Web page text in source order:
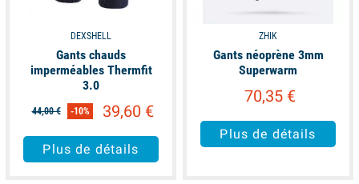
DEXSHELL
Gants chauds
imperméables Thermfit
3.0
44,00 € -10% 39,60 €
Plus de détails
ZHIK
Gants néoprène 3mm
Superwarm
70,35 €
Plus de détails